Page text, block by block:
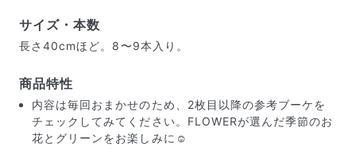
サイズ・本数
長さ40cmほど。8〜9本入り。
商品特性
内容は毎回おまかせのため、2枚目以降の参考ブーケを
チェックしてみてください。FLOWERが選んだ季節のお
花とグリーンをお楽しみに☺️